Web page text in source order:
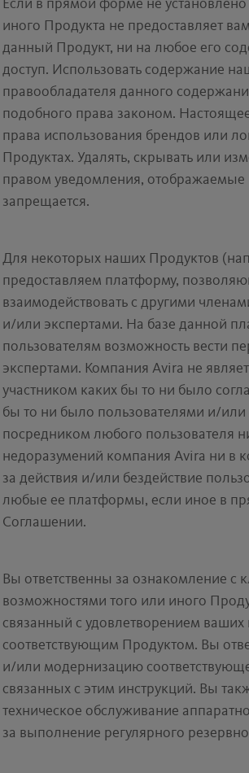
Если в прямой форме не
иного Продукта не предоставляет
данный Продукт, ни на любое его
доступ. Использовать содержание
правообладателя данного
подобного права законом.
права использования брендов или
Продуктах. Удалять, скрывать или
правом уведомления, отображаемые
запрещается.
Для некоторых наших Продуктов
предоставляем платформу,
взаимодействовать с другими
и/или экспертами. На базе данной
пользователям возможность вести
экспертами. Компания Avira не
участником каких бы то ни было
бы то ни было пользователями и/
посредником любого пользователя
недоразумений компания Avira ни в
за действия и/или бездействие
любые ее платформы, если иное в
Соглашении.
Вы ответственны за ознакомление
возможностями того или иного
связанный с удовлетворением
соответствующим Продуктом. Вы
и/или модернизацию
связанных с этим инструкций. Вы
техническое обслуживание
за выполнение регулярного